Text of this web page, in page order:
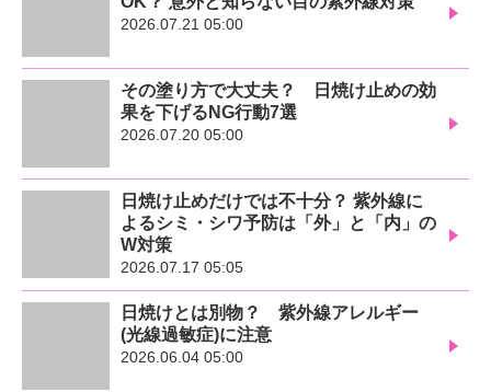
2026.07.21 05:00
その塗り方で大丈夫？ 日焼け止めの効
果を下げるNG行動7選
2026.07.20 05:00
日焼け止めだけでは不十分？ 紫外線に
よるシミ・シワ予防は「外」と「内」の
W対策
2026.07.17 05:05
日焼けとは別物？ 紫外線アレルギー
(光線過敏症)に注意
2026.06.04 05:00